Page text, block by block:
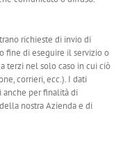
richieste di invio di
fine di eseguire il servizio o
terzi nel solo caso in cui ciò
corrieri, ecc.). I dati
anche per finalità di
nostra Azienda e di